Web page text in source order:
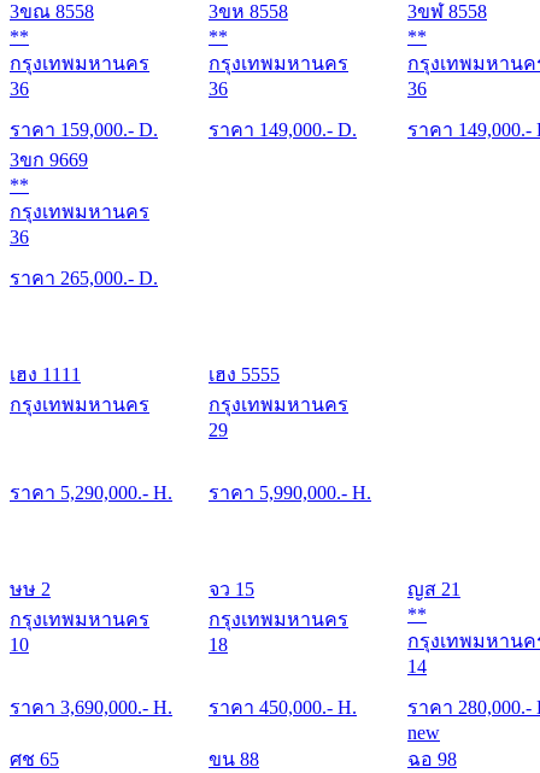
3ขณ 8558
**
กรุงเทพมหานคร
36
ราคา 159,000.- D.
3ขห 8558
**
กรุงเทพมหานคร
36
ราคา 149,000.- D.
3ขฬ 8558
**
กรุงเทพมหานค
36
ราคา 149,000.-
3ขก 9669
**
กรุงเทพมหานคร
36
ราคา 265,000.- D.
เฮง 1111
กรุงเทพมหานคร
ราคา 5,290,000.- H.
เฮง 5555
กรุงเทพมหานคร
29
ราคา 5,990,000.- H.
ษษ 2
กรุงเทพมหานคร
10
ราคา 3,690,000.- H.
จว 15
กรุงเทพมหานคร
18
ราคา 450,000.- H.
ญส 21
**
กรุงเทพมหานค
14
ราคา 280,000.-
ศช 65
ขน 88
new
ฉอ 98